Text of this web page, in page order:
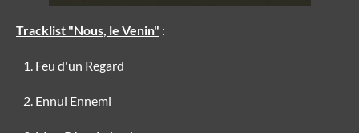
Tracklist "Nous, le Venin" :
Feu d'un Regard
Ennui Ennemi